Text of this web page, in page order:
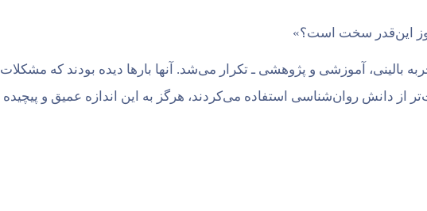
این‌قدر سخت است؟»
در ذهن مؤسسان فراخود ـ با بیش از ۲۵ سال تجربه بالینی، آموزشی و پژوهشی ـ تکرار می‌شد. آنها بارها دیده بودند که مشکلات
از دانش روان‌شناسی استفاده می‌کردند، هرگز به این اندازه عمیق و پیچیده